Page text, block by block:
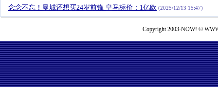
念念不忘！曼城还想买24岁前锋 皇马标价：1亿欧 (2025/12/13 15:47)
Copyright 2003-NOW! ©